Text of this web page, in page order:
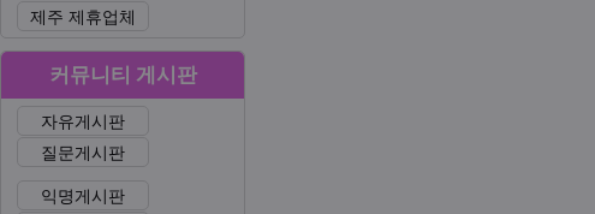
제주 제휴업체
커뮤니티 게시판
자유게시판
질문게시판
익명게시판